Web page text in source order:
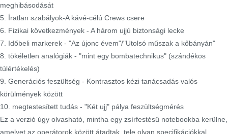
meghibásodását
5. Íratlan szabályok-A kávé-célú Crews csere
6. Fizikai következmények - A három ujjú biztonsági lecke
7. Időbeli markerek - "Az újonc évem"/"Utolsó műszak a kőbányán"
8. tökéletlen analógiák - "mint egy bombatechnikus" (szándékos
túlértékelés)
9. Generációs feszültség - Kontrasztos kézi tanácsadás valós
körülmények között
10. megtestesített tudás - "Két ujj" pálya feszültségmérés
Ez a verzió úgy olvasható, mintha egy zsírfestésű notebookba kerülne,
amelyet az operátorok között átadtak, tele olyan specifikációkkal,